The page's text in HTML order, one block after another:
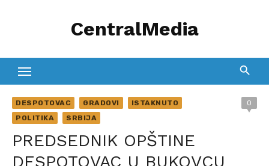
CentralMedia
DESPOTOVAC GRADOVI
ISTAKNUTO
POLITIKA
SRBIJA
0
PREDSEDNIK OPŠTINE
DESPOTOVAC U BUKOVCU